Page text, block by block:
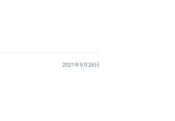
2021年9月26日